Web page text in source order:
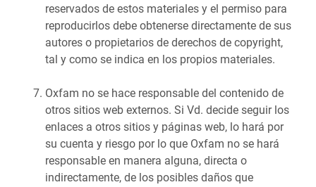
reservados de estos materiales y el permiso para
reproducirlos debe obtenerse directamente de sus
autores o propietarios de derechos de copyright,
tal y como se indica en los propios materiales.
Oxfam no se hace responsable del contenido de
otros sitios web externos. Si Vd. decide seguir los
enlaces a otros sitios y páginas web, lo hará por
su cuenta y riesgo por lo que Oxfam no se hará
responsable en manera alguna, directa o
indirectamente, de los posibles daños que